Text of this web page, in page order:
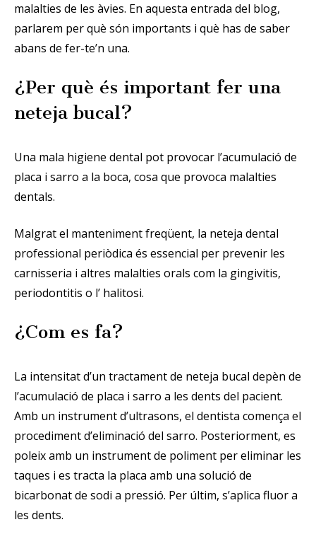
malalties de les àvies. En aquesta entrada del blog,
parlarem per què són importants i què has de saber
abans de fer-te’n una.
¿Per què és important fer una
neteja bucal?
Una mala higiene dental pot provocar l’acumulació de
placa i sarro a la boca, cosa que provoca malalties
dentals.
Malgrat el manteniment freqüent, la neteja dental
professional periòdica és essencial per prevenir les
carnisseria i altres malalties orals com la gingivitis,
periodontitis o l’ halitosi.
¿Com es fa?
La intensitat d’un tractament de neteja bucal depèn de
l’acumulació de placa i sarro a les dents del pacient.
Amb un instrument d’ultrasons, el dentista comença el
procediment d’eliminació del sarro. Posteriorment, es
poleix amb un instrument de poliment per eliminar les
taques i es tracta la placa amb una solució de
bicarbonat de sodi a pressió. Per últim, s’aplica fluor a
les dents.